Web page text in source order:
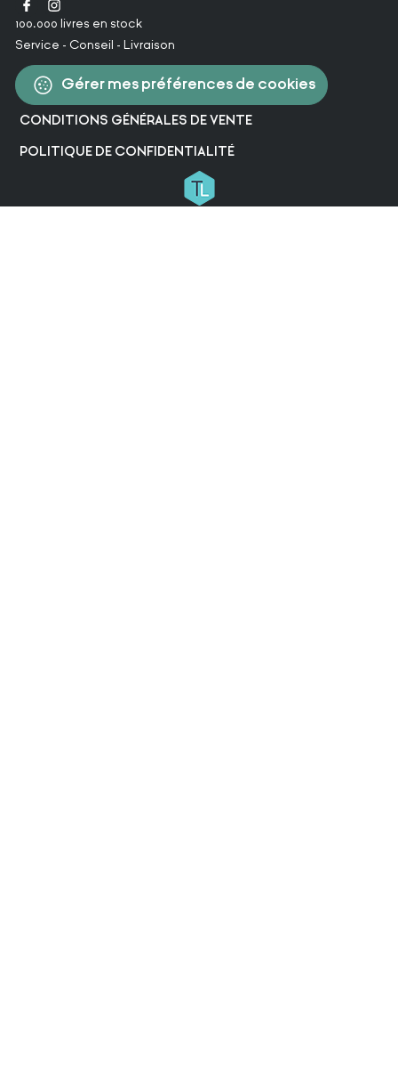
100.000 livres en stock
Service - Conseil - Livraison
Gérer mes préférences de cookies
CONDITIONS GÉNÉRALES DE VENTE
POLITIQUE DE CONFIDENTIALITÉ